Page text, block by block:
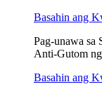
Basahin ang
Pag-unawa sa
Anti-Gutom
Basahin ang